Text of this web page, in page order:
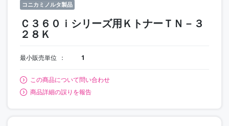
コニカミノルタ製品
Ｃ３６０ｉシリーズ用ＫトナーＴＮ－３
２８Ｋ
最小販売単位 1
この商品について問い合わせ
商品詳細の誤りを報告